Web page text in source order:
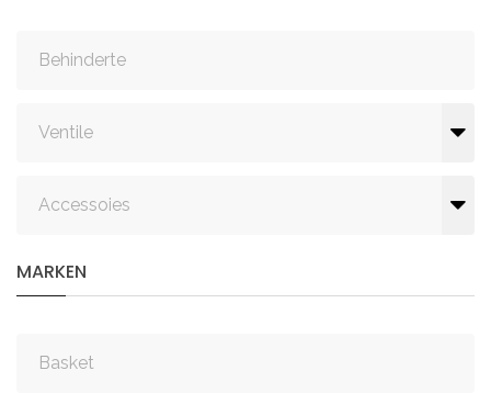
Behinderte
Ventile
Accessoies
MARKEN
Basket